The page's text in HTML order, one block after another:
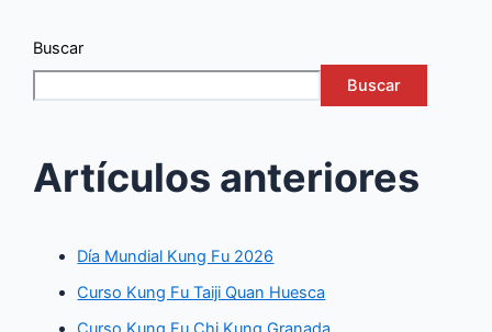
Buscar
Buscar
Artículos anteriores
Día Mundial Kung Fu 2026
Curso Kung Fu Taiji Quan Huesca